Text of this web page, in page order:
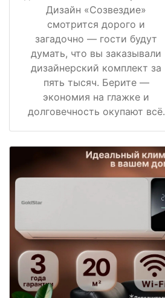
Дизайн «Созвездие»
смотрится дорого и
загадочно — гости будут
думать, что вы заказывали
дизайнерский комплект за
пять тысяч. Берите —
экономия на глажке и
долговечность окупают всё.